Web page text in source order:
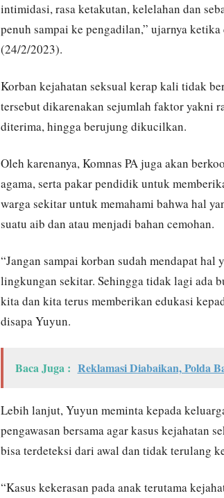
intimidasi, rasa ketakutan, kelelahan dan
penuh sampai ke pengadilan,” ujarnya
(24/2/2023).
Korban kejahatan seksual kerap kali tidak
tersebut dikarenakan sejumlah faktor yakni
diterima, hingga berujung dikucilkan.
Oleh karenanya, Komnas PA juga akan
agama, serta pakar pendidik untuk
warga sekitar untuk memahami bahwa hal
suatu aib dan atau menjadi bahan cemohan.
“Jangan sampai korban sudah mendapat
lingkungan sekitar. Sehingga tidak lagi ada
kita dan kita terus memberikan edukasi
disapa Yuyun.
Baca Juga : Reklamasi Diabaikan, Polda
Lebih lanjut, Yuyun meminta kepada
pengawasan bersama agar kasus kejahatan
bisa terdeteksi dari awal dan tidak terulang
“Kasus kekerasan pada anak terutama